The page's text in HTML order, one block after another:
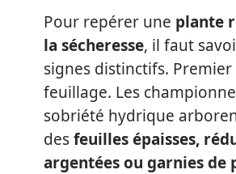
Pour repérer une plante
la sécheresse, il faut
signes distinctifs. Premier
feuillage. Les
sobriété hydrique
desfeuilles épaisses,
argentées ou garnies de